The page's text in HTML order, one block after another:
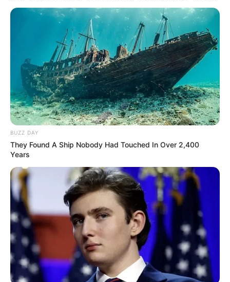
BUZZ DAY
They Found A Ship Nobody Had Touched In Over 2,400
Years